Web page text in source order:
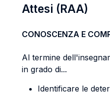
Attesi (RAA)
CONOSCENZA E
Al termine
in grado di...
Identificare le